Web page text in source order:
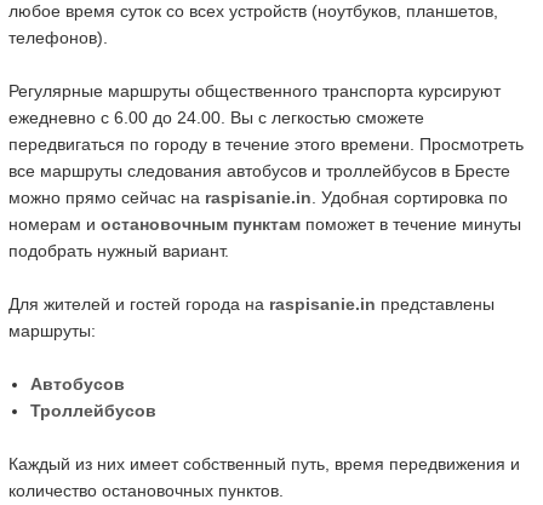
любое время суток со всех устройств (ноутбуков, планшетов,
телефонов).
Регулярные маршруты общественного транспорта курсируют
ежедневно с 6.00 до 24.00. Вы с легкостью сможете
передвигаться по городу в течение этого времени. Просмотреть
все маршруты следования автобусов и троллейбусов в Бресте
можно прямо сейчас на raspisanie.in. Удобная сортировка по
номерам и остановочным пунктам поможет в течение минуты
подобрать нужный вариант.
Для жителей и гостей города на raspisanie.in представлены
маршруты:
Автобусов
Троллейбусов
Каждый из них имеет собственный путь, время передвижения и
количество остановочных пунктов.